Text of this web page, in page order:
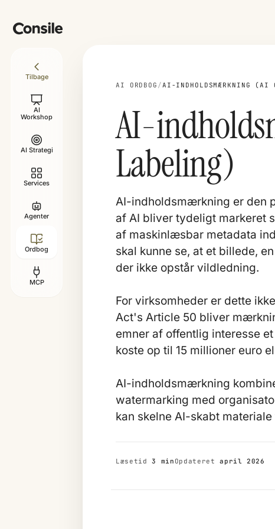
Tilbage
AI
Workshop
AI Strategi
Services
Agenter
Ordbog
MCP
AI ORDBOG /AI-INDHOLDSMÆRKNING (AI
AI-
Labeling)
AI-indholdsmærkning er den
af AI bliver tydeligt markeret
af maskinlæsbar metadata
skal kunne se, at et billede,
der ikke opstår vildledning.
For virksomheder er dette
Act's Article 50 bliver
emner af offentlig interesse
koste op til 15 millioner euro
AI-indholdsmærkning
watermarking med
kan skelne AI-skabt
Læsetid3 min Opdateretapril 2026